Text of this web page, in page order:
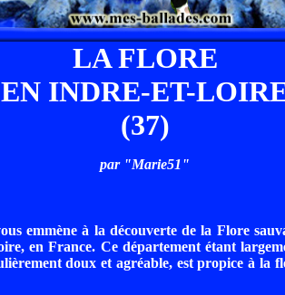
LA FLORE
EN INDRE-ET-
(37)
par "Marie51"
emmène à la découverte de la Flore
en France. Ce département étant
doux et agréable, est propice à la